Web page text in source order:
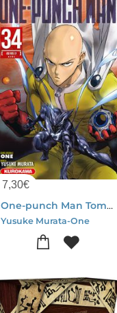
7,30€
One-punch Man Tome 34 : Aube
Yusuke Murata-One